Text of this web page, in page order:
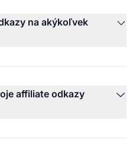
na akýkoľvek
affiliate odkazy